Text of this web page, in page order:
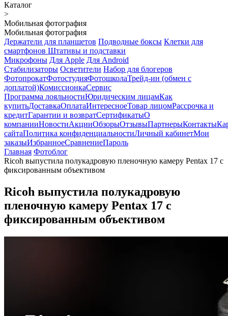
Каталог
>
Мобильная фотография
Мобильная фотография
Держатели для планшетов Подводные боксы Клетки для
смартфонов Штативы и подставки
Микрофоны Для Apple Для Android
Стабилизаторы Осветители Набор для блогеров
ФотопрокатФотостудияФотошколаТрейд-ин (обмен с
доплатой)КомиссионкаСервис
Программа лояльностиЮридическим лицамКак
купитьДоставкаОплатаИнтересноеТовар лицомРассрочка и
кредитГарантии и возвратСертификатыО
компанииНовостиАкцииОбзорыОтзывыПартнерыКонтакты
сайтаПолитика конфиденциальностиЛичный кабинетМои
заказыИзбранноеСравнениеПароль
Главная Фотоблог
Ricoh выпустила полукадровую пленочную камеру Pentax 17 с
фиксированным объективом
Ricoh выпустила полукадровую
пленочную камеру Pentax 17 с
фиксированным объективом